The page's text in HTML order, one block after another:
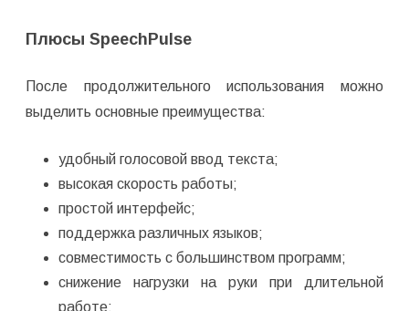
Плюсы SpeechPulse
После продолжительного использования можно
выделить основные преимущества:
удобный голосовой ввод текста;
высокая скорость работы;
простой интерфейс;
поддержка различных языков;
совместимость с большинством программ;
снижение нагрузки на руки при длительной
работе;